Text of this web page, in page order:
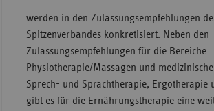
werden in den Zulassungsempfehlungen
Spitzenverbandes konkretisiert. Neben den
Zulassungsempfehlungen für die Bereiche
Physiotherapie/Massagen und
Sprech- und Sprachtherapie, Ergotherapie
gibt es für die Ernährungstherapie eine